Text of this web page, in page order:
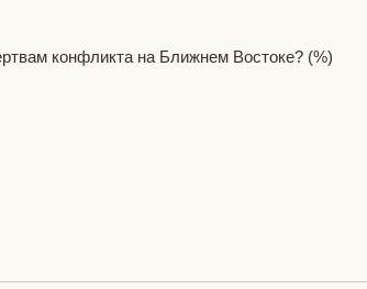
конфликта на Ближнем Востоке? (%)